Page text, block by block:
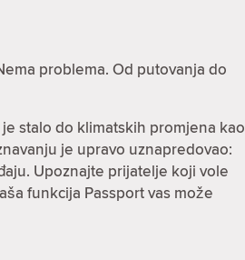
problema. Od putovanja do
stalo do klimatskih promjena kao
je upravo uznapredovao:
Upoznajte prijatelje koji vole
funkcija Passport vas može